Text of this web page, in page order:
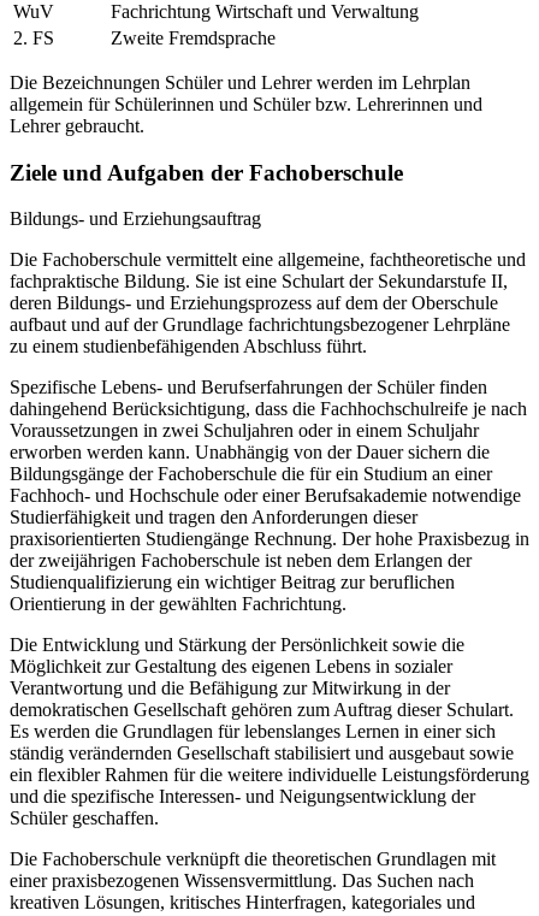
WuV
Fachrichtung Wirtschaft und Verwaltung
2. FS
Zweite Fremdsprache
Die Bezeichnungen Schüler und Lehrer werden im Lehrplan
allgemein für Schülerinnen und Schüler bzw. Lehrerinnen und
Lehrer gebraucht.
Ziele und Aufgaben der Fachoberschule
Bildungs- und Erziehungsauftrag
Die Fachoberschule vermittelt eine allgemeine, fachtheoretische und
fachpraktische Bildung. Sie ist eine Schulart der Sekundarstufe II,
deren Bildungs- und Erziehungsprozess auf dem der Oberschule
aufbaut und auf der Grundlage fachrichtungsbezogener Lehrpläne
zu einem studienbefähigenden Abschluss führt.
Spezifische Lebens- und Berufserfahrungen der Schüler finden
dahingehend Berücksichtigung, dass die Fachhochschulreife je nach
Voraussetzungen in zwei Schuljahren oder in einem Schuljahr
erworben werden kann. Unabhängig von der Dauer sichern die
Bildungsgänge der Fachoberschule die für ein Studium an einer
Fachhoch- und Hochschule oder einer Berufsakademie notwendige
Studierfähigkeit und tragen den Anforderungen dieser
praxisorientierten Studiengänge Rechnung. Der hohe Praxisbezug in
der zweijährigen Fachoberschule ist neben dem Erlangen der
Studienqualifizierung ein wichtiger Beitrag zur beruflichen
Orientierung in der gewählten Fachrichtung.
Die Entwicklung und Stärkung der Persönlichkeit sowie die
Möglichkeit zur Gestaltung des eigenen Lebens in sozialer
Verantwortung und die Befähigung zur Mitwirkung in der
demokratischen Gesellschaft gehören zum Auftrag dieser Schulart.
Es werden die Grundlagen für lebenslanges Lernen in einer sich
ständig verändernden Gesellschaft stabilisiert und ausgebaut sowie
ein flexibler Rahmen für die weitere individuelle Leistungsförderung
und die spezifische Interessen- und Neigungsentwicklung der
Schüler geschaffen.
Die Fachoberschule verknüpft die theoretischen Grundlagen mit
einer praxisbezogenen Wissensvermittlung. Das Suchen nach
kreativen Lösungen, kritisches Hinterfragen, kategoriales und